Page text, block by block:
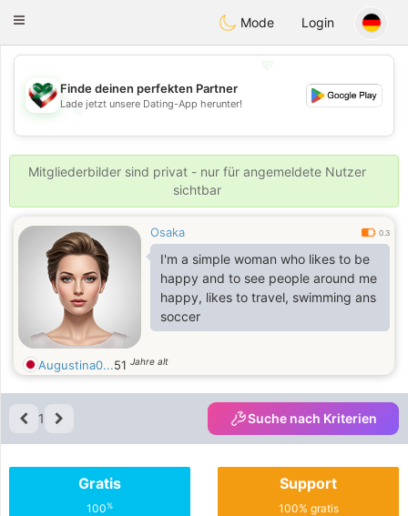
KuwaitChat
Toggle
Mode Login
💖
💕
💕
Finde deinen perfekten Partner
Lade jetzt unsere Dating-App herunter!
Mitgliederbilder sind privat - nur für angemeldete Nutzer
sichtbar
Osaka 0.3
I'm a simple woman who likes to be
happy and to see people around me
happy, likes to travel, swimming ans
soccer
Augustina0...51 Jahre alt
1 Suche nach Kriterien
Gratis
100%
Support
100% gratis